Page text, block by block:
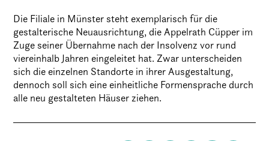
Die Filiale in Münster steht exemplarisch für die
gestalterische Neuausrichtung, die Appelrath Cüpper im
Zuge seiner Übernahme nach der Insolvenz vor rund
viereinhalb Jahren eingeleitet hat. Zwar unterscheiden
sich die einzelnen Standorte in ihrer Ausgestaltung,
dennoch soll sich eine einheitliche Formensprache durch
alle neu gestalteten Häuser ziehen.